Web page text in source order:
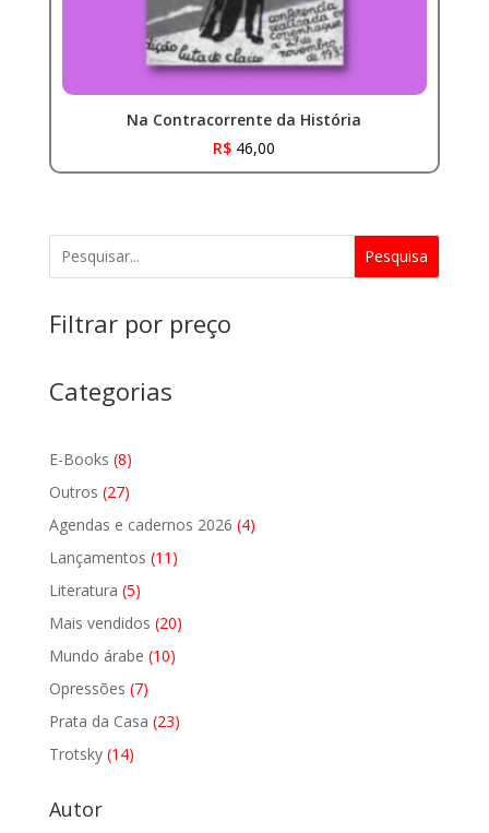
Na Contracorrente da História
R$ 46,00
Pesquisa
Filtrar por preço
Categorias
E-Books 88
produtos
Outros 2727
produtos
Agendas e cadernos 2026 44
Lançamentos 11 11
Literatura 55
produtos
Mais vendidos 2020
Mundo árabe 1010
Opressões 77
produtos
Prata da Casa 2323
Trotsky 1414
Autor